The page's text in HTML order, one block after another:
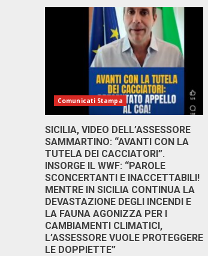
Comunicati Stampa
SICILIA, VIDEO DELL’ASSESSORE
SAMMARTINO: “AVANTI CON LA
TUTELA DEI CACCIATORI”.
INSORGE IL WWF: “PAROLE
SCONCERTANTI E INACCETTABILI!
MENTRE IN SICILIA CONTINUA LA
DEVASTAZIONE DEGLI INCENDI E
LA FAUNA AGONIZZA PER I
CAMBIAMENTI CLIMATICI,
L’ASSESSORE VUOLE PROTEGGERE
LE DOPPIETTE”